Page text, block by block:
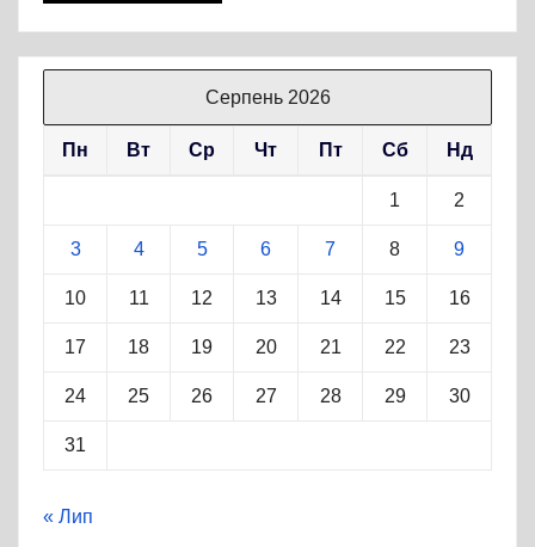
Серпень 2026
Пн Вт Ср Чт Пт Сб Нд
1 2
3 4 5 6 7 8 9
10 11 12 13 14 15 16
17 18 19 20 21 22 23
24 25 26 27 28 29 30
31
« Лип